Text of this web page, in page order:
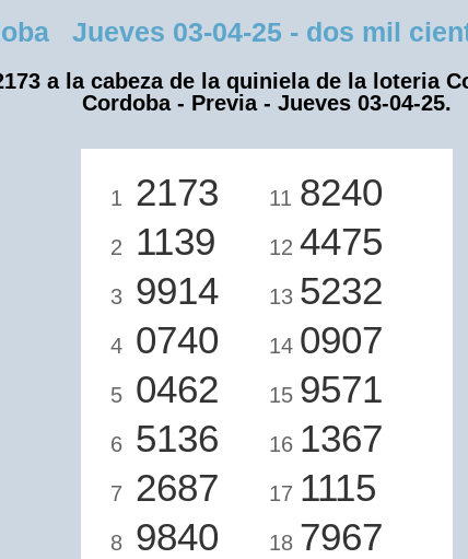
Jueves 03-04-25 - dos mil
a la cabeza de la quiniela de la loteria
Cordoba - Previa - Jueves 03-04-25.
1 2173
2 1139
3 9914
4 0740
5 0462
6 5136
7 2687
8 9840
11 8240
12 4475
13 5232
14 0907
15 9571
16 1367
17 1115
18 7967